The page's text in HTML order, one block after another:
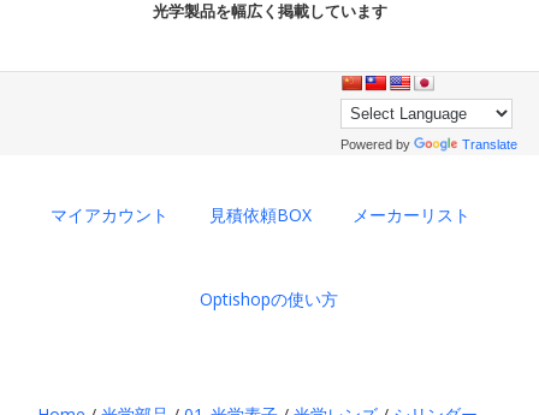
光学製品を幅広く掲載しています
Powered by Translate
マイアカウント 見積依頼BOX メーカーリスト
Optishopの使い方